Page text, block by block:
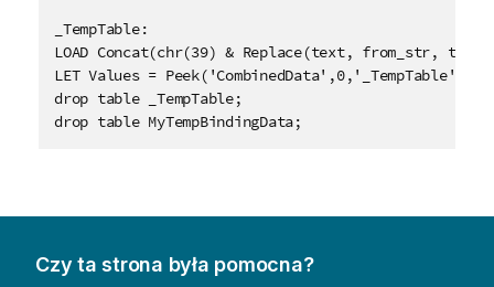
_TempTable:
LOAD Concat(chr(39) & Replace(text, from_str,
LET Values = Peek('CombinedData',0,'_TempTable');
drop table _TempTable;
drop table MyTempBindingData;
Czy ta strona była pomocna?